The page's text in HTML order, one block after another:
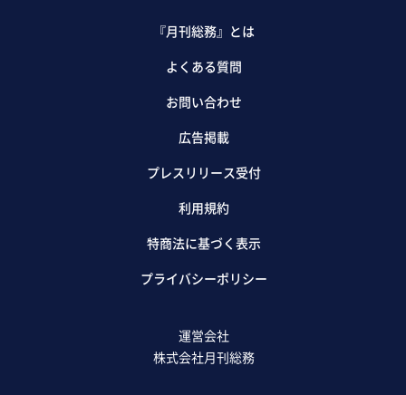
『月刊総務』とは
よくある質問
お問い合わせ
広告掲載
プレスリリース受付
利用規約
特商法に基づく表示
プライバシーポリシー
運営会社
株式会社月刊総務